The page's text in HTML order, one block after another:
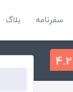
سفرنامه بلاگ
4.2